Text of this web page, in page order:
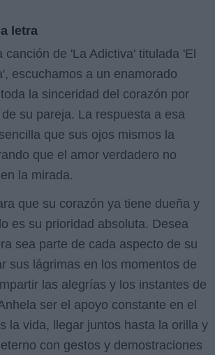
letra
canción de 'La Adictiva' titulada 'El
escuchamos a un enamorado
la sinceridad del corazón por
su pareja. La respuesta a esa
que sus ojos mismos la
que el amor verdadero no
la mirada.
que su corazón ya tiene dueña y
es su prioridad absoluta. Desea
sea parte de cada aspecto de su
sus lágrimas en los momentos de
las alegrías y los instantes de
ser el apoyo constante en el
la vida, llegar juntos hasta la orilla y
con gestos y demostraciones